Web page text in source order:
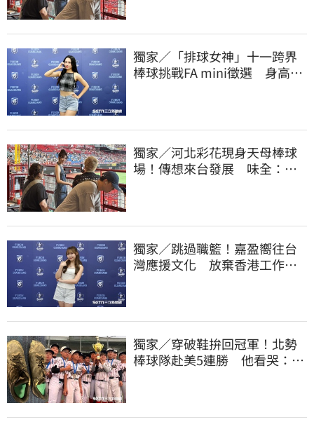
獨家／「排球女神」十一跨界
棒球挑戰FA mini徵選 身高
獨家／河北彩花現身天母棒球
場！傳想來台發展 味全：歡
獨家／跳過職籃！嘉盈嚮往台
灣應援文化 放棄香港工作跨
獨家／穿破鞋拚回冠軍！北勢
棒球隊赴美5連勝 他看哭：台